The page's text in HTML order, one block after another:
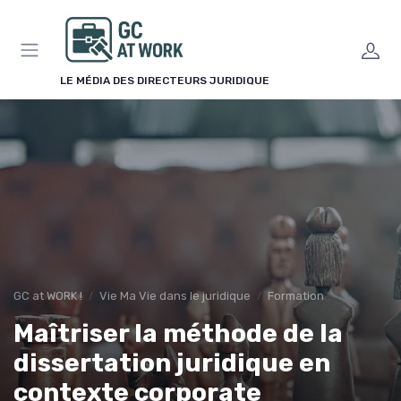
LE MÉDIA DES DIRECTEURS JURIDIQUE
GC at WORK ! Vie Ma Vie dans le juridique Formation
Maîtriser la méthode de la
dissertation juridique en
contexte corporate